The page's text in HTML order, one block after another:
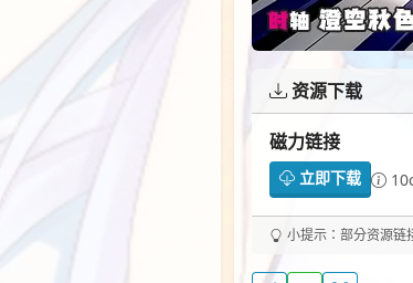
资源下载
磁力链接
立即下载
小提示：部分资源链